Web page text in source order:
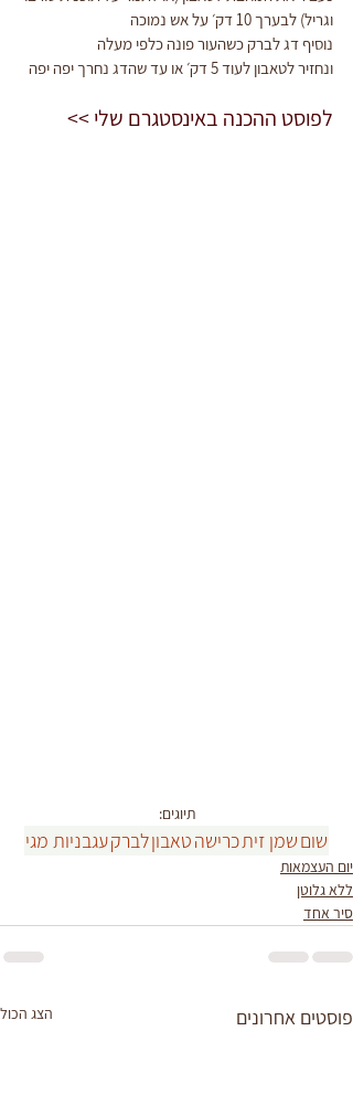
וגריל) לבערך 10 דק׳ על אש נמוכה
נוסיף דג לברק כשהעור פונה כלפי מעלה
ונחזיר לטאבון לעוד 5 דק׳ או עד שהדג נחרך יפה יפה
לפוסט ההכנה באינסטגרם שלי >>
תיוגים:
שוםשמן זיתכרישהטאבוןלברקעגבניות מגי
יום העצמאות
ללא גלוטן
סיר אחד
פוסטים אחרונים הצג הכול